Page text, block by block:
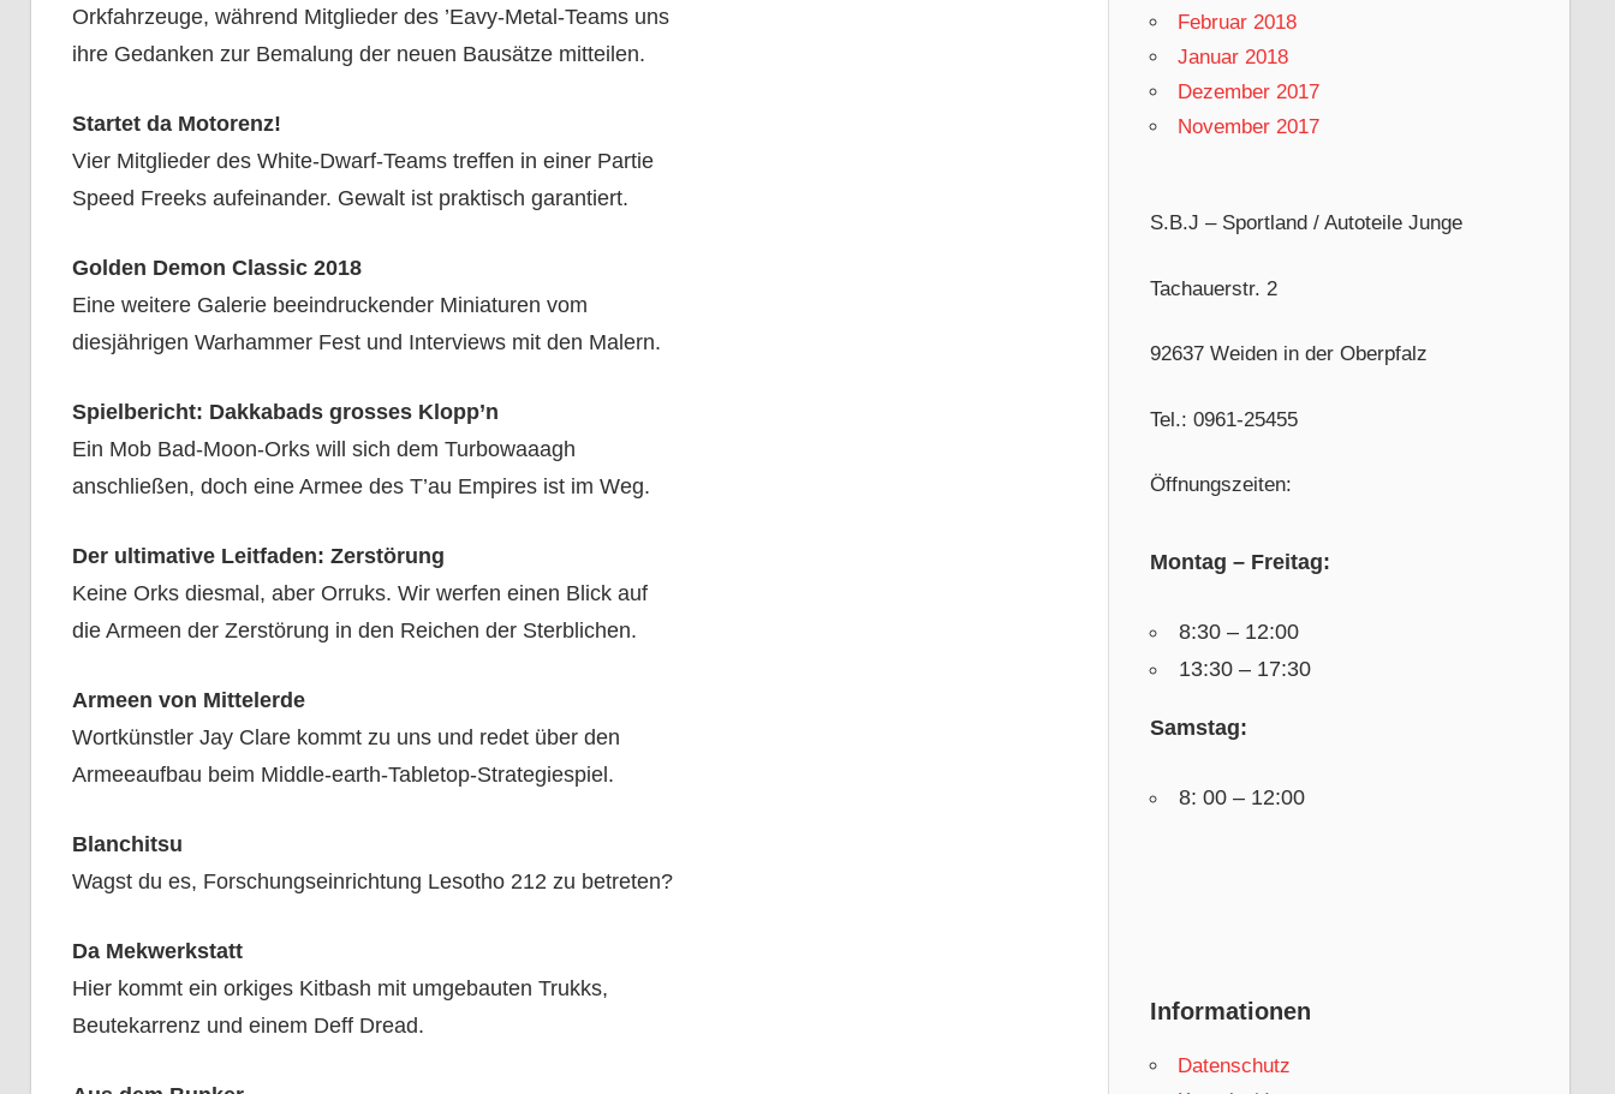
Orkfahrzeuge, während Mitglieder des ’Eavy-Metal-Teams uns
ihre Gedanken zur Bemalung der neuen Bausätze mitteilen.
Startet da Motorenz!
Vier Mitglieder des White-Dwarf-Teams treffen in einer Partie
Speed Freeks aufeinander. Gewalt ist praktisch garantiert.
Golden Demon Classic 2018
Eine weitere Galerie beeindruckender Miniaturen vom
diesjährigen Warhammer Fest und Interviews mit den Malern.
Spielbericht: Dakkabads grosses Klopp’n
Ein Mob Bad-Moon-Orks will sich dem Turbowaaagh
anschließen, doch eine Armee des T’au Empires ist im Weg.
Der ultimative Leitfaden: Zerstörung
Keine Orks diesmal, aber Orruks. Wir werfen einen Blick auf
die Armeen der Zerstörung in den Reichen der Sterblichen.
Armeen von Mittelerde
Wortkünstler Jay Clare kommt zu uns und redet über den
Armeeaufbau beim Middle-earth-Tabletop-Strategiespiel.
Blanchitsu
Wagst du es, Forschungseinrichtung Lesotho 212 zu betreten?
Da Mekwerkstatt
Hier kommt ein orkiges Kitbash mit umgebauten Trukks,
Beutekarrenz und einem Deff Dread.
Februar 2018
Januar 2018
Dezember 2017
November 2017
S.B.J – Sportland / Autoteile Junge
Tachauerstr. 2
92637 Weiden in der Oberpfalz
Tel.: 0961-25455
Öffnungszeiten:
Montag – Freitag:
8:30 – 12:00
13:30 – 17:30
Samstag:
8: 00 – 12:00
Informationen
Datenschutz